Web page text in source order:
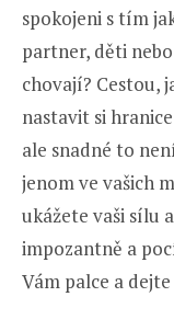
spokojeni s tím
partner, děti
chovají? Cestou,
nastavit si
ale snadné to
jenom ve vašich
ukážete vaši sílu
impozantně a
Vám palce a